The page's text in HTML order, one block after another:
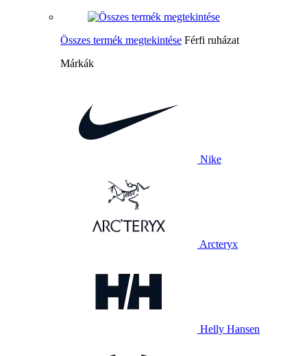
Összes termék megtekintése Férfi ruházat
Márkák
Nike
Arcteryx
Helly Hansen